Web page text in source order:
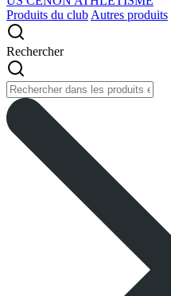
Produits du club Autres produits
Rechercher